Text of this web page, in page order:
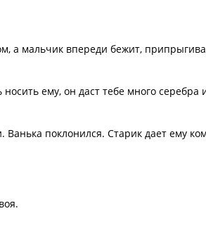
а мальчик впереди бежит,
ему, он даст тебе много серебра
Ванька поклонился. Старик дает ему